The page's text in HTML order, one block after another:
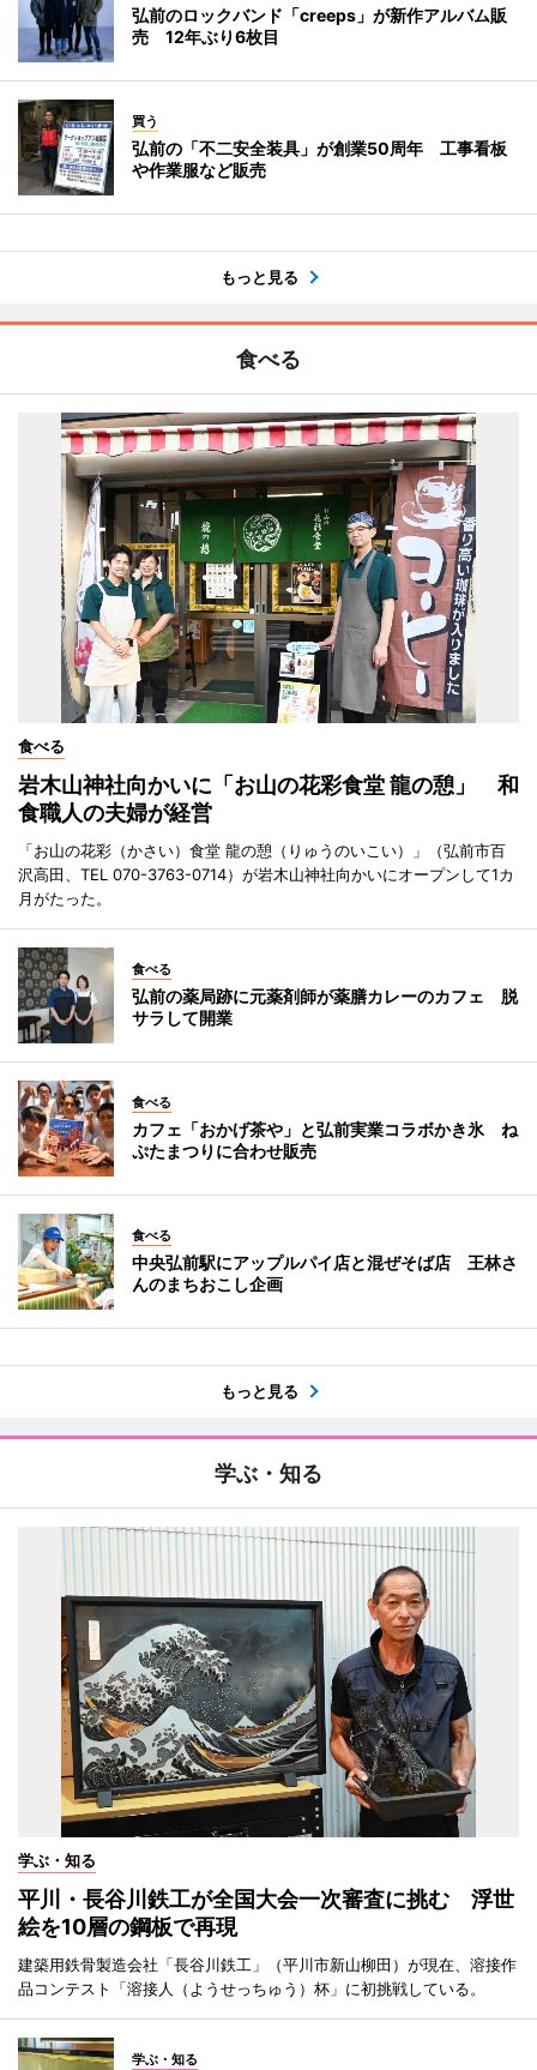
弘前のロックバンド「creeps」が新作アルバム販
売 12年ぶり6枚目
買う
弘前の「不二安全装具」が創業50周年 工事看板
や作業服など販売
もっと見る
食べる
食べる
岩木山神社向かいに「お山の花彩食堂 龍の憩」 和
食職人の夫婦が経営
「お山の花彩（かさい）食堂 龍の憩（りゅうのいこい）」（弘前市百
沢高田、TEL 070-3763-0714）が岩木山神社向かいにオープンして1カ
月がたった。
食べる
弘前の薬局跡に元薬剤師が薬膳カレーのカフェ 脱
サラして開業
食べる
カフェ「おかげ茶や」と弘前実業コラボかき氷 ね
ぷたまつりに合わせ販売
食べる
中央弘前駅にアップルパイ店と混ぜそば店 王林さ
んのまちおこし企画
もっと見る
学ぶ・知る
学ぶ・知る
平川・長谷川鉄工が全国大会一次審査に挑む 浮世
絵を10層の鋼板で再現
建築用鉄骨製造会社「長谷川鉄工」（平川市新山柳田）が現在、溶接作
品コンテスト「溶接人（ようせっちゅう）杯」に初挑戦している。
学ぶ・知る